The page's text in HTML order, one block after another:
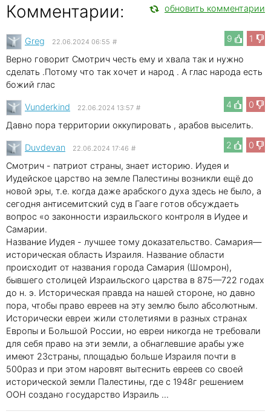
Комментарии: обновить комментарии
9 1
Greg 22.06.2024 06:55 #
Верно говорит Смотрич честь ему и хвала так и нужно
сделать .Потому что так хочет и народ . А глас народа есть
божий глас
4
0
Vunderkind 22.06.2024 13:57 #
Давно пора территории оккупировать , арабов выселить.
2
0
Duvdevan 22.06.2024 17:46 #
Смотрич - патриот страны, знает историю. Иудея и
Иудейское царство на земле Палестины возникли ещё до
новой эры, т.е. когда даже арабского духа здесь не было, а
сегодня антисемитский суд в Гааге готов обсуждаеть
вопрос «о законности израильского контроля в Иудее и
Самарии.
Название Иудея - лучшее тому доказательство. Самария—
историческая область Израиля. Название области
происходит от названия города Самария (Шомрон),
бывшего столицей Израильского царства в 875—722 годах
до н. э. Историческая правда на нашей стороне, но давно
пора, чтобы право евреев на эту землю было абсолютным.
Исторически евреи жили столетиями в разных странах
Европы и Большой России, но евреи никогда не требовали
для себя право на эти земли, а обнаглевшие арабы уже
имеют 23страны, площадью больше Израиля почти в
500раз и при этом наровят вытеснить евреев со своей
исторической земли Палестины, где с 1948г решением
ООН создано государство Израиль ...